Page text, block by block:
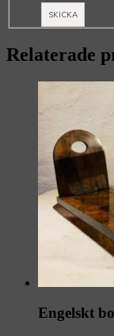
Relaterade
Engelskt